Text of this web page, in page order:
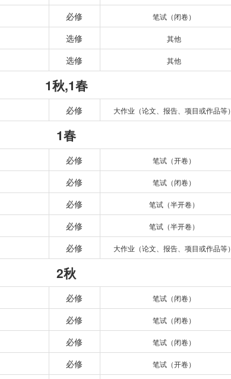
必修 笔试（闭卷）
选修 其他
选修 其他
1秋,1春
必修 大作业（论文、报告、项目或作品等）
1春
必修 笔试（开卷）
必修 笔试（闭卷）
必修 笔试（半开卷）
必修 笔试（半开卷）
必修 大作业（论文、报告、项目或作品等）
2秋
必修 笔试（闭卷）
必修 笔试（闭卷）
必修 笔试（闭卷）
必修 笔试（开卷）